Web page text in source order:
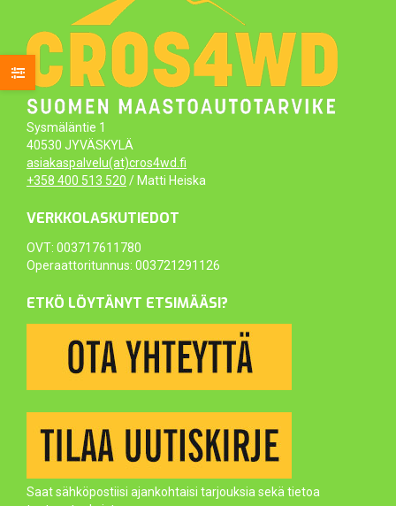
Sysmäläntie 1
40530 JYVÄSKYLÄ
asiakaspalvelu(at)cros4wd.fi
+358 400 513 520 / Matti Heiska
VERKKOLASKUTIEDOT
OVT: 003717611780
Operaattoritunnus: 003721291126
ETKÖ LÖYTÄNYT ETSIMÄÄSI?
Saat sähköpostiisi ajankohtaisi tarjouksia sekä tietoa